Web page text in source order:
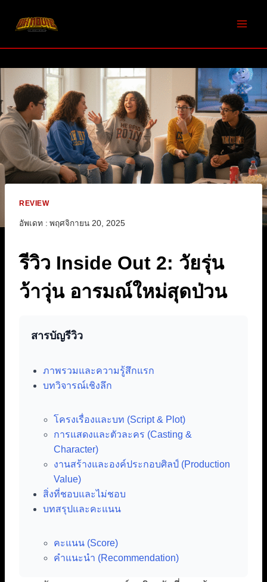
REVIEW
อัพเดท : พฤศจิกายน 20, 2025
รีวิว Inside Out 2: วัยรุ่น
ว้าวุ่น อารมณ์ใหม่สุดป่วน
สารบัญรีวิว
ภาพรวมและความรู้สึกแรก
บทวิจารณ์เชิงลึก
โครงเรื่องและบท (Script & Plot)
การแสดงและตัวละคร (Casting &
Character)
งานสร้างและองค์ประกอบศิลป์ (Production
Value)
สิ่งที่ชอบและไม่ชอบ
บทสรุปและคะแนน
คะแนน (Score)
คำแนะนำ (Recommendation)